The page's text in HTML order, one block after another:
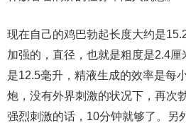
现在自己的鸡巴勃起长度大约是
加强的，直径，也就是粗度是2.4
是12.5毫升，精液生成的效率是每
炮，没有外界刺激的状况下，再次
强烈刺激的话，10分钟就够了。另